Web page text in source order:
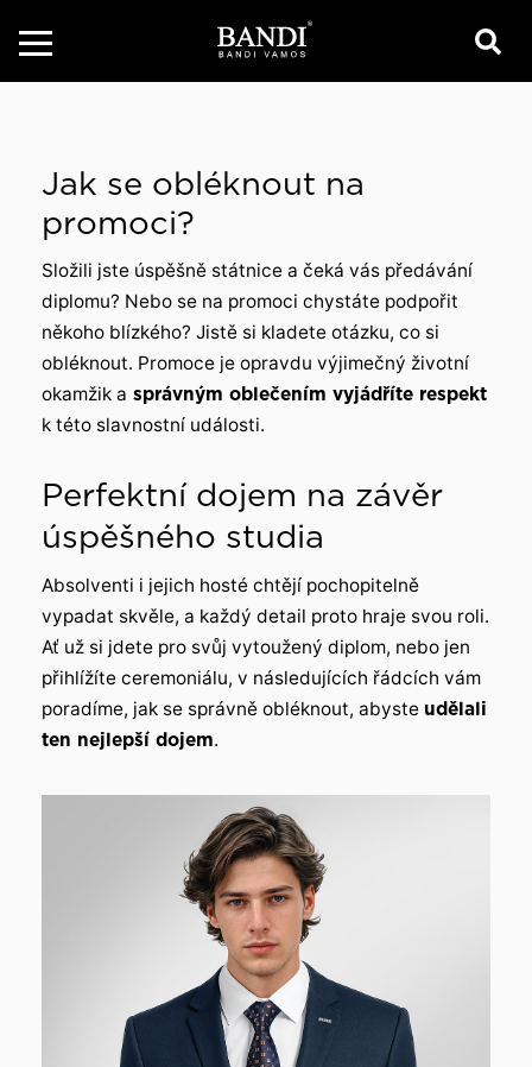
Jak se obléknout na
promoci?
Složili jste úspěšně státnice a čeká vás předávání
diplomu? Nebo se na promoci chystáte podpořit
někoho blízkého? Jistě si kladete otázku, co si
obléknout. Promoce je opravdu výjimečný životní
okamžik a správným oblečením vyjádříte respekt
k této slavnostní události.
Perfektní dojem na závěr
úspěšného studia
Absolventi i jejich hosté chtějí pochopitelně
vypadat skvěle, a každý detail proto hraje svou roli.
Ať už si jdete pro svůj vytoužený diplom, nebo jen
přihlížíte ceremoniálu, v následujících řádcích vám
poradíme, jak se správně obléknout, abyste udělali
ten nejlepší dojem.